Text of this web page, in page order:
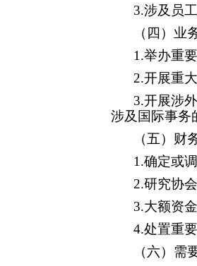
3.涉及员
（四）业
1.举办重
2.开展重
3.开展涉
涉及国际事务
（五）财
1.确定或
2.研究协
3.大额资
4.处置重
（六）需